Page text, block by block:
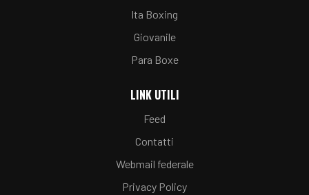
Ita Boxing
Giovanile
Para Boxe
LINK UTILI
Feed
Contatti
Webmail federale
Privacy Policy